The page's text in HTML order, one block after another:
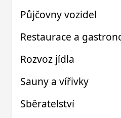
Půjčovny vozidel
Restaurace a
Rozvoz jídla
Sauny a vířivky
Sběratelství